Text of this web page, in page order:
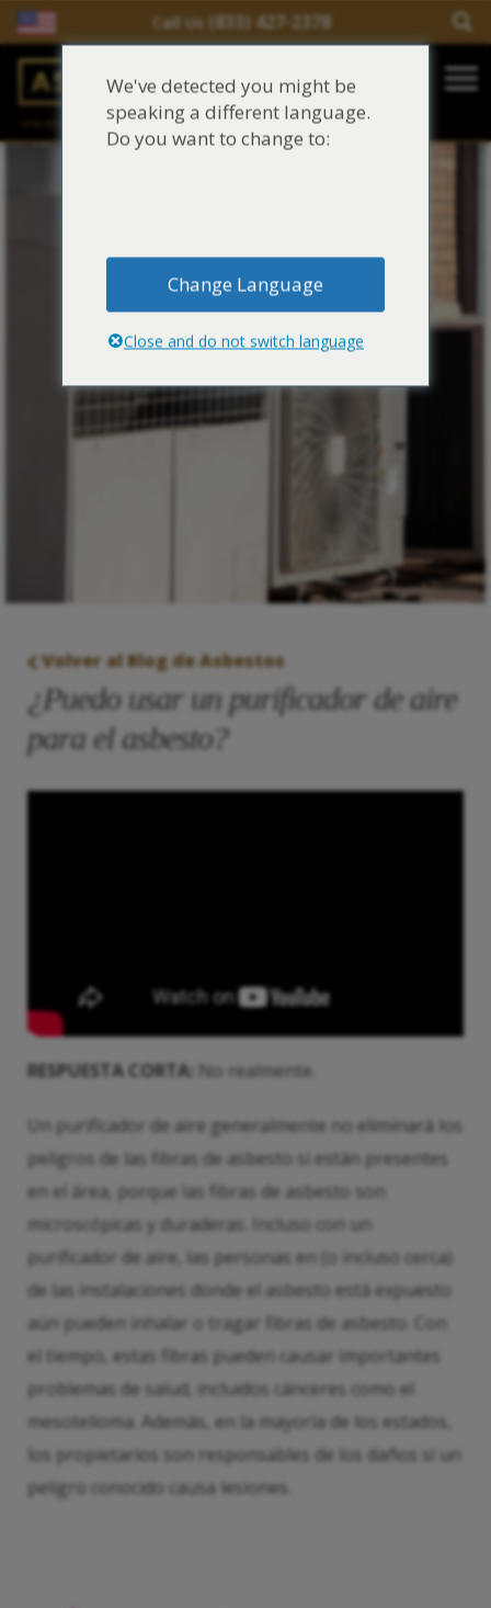
Call Us (833) 427-2378
Salir del contenido
Main Navigation
Justinian C. Lane, Esq. – PLLC
Reclamaciones de asbesto/mesotelioma
Síntomas y tratamiento del asbesto
Centro de aprendizaje de asbesto
Blog de Asbestos
Volver al Blog de Asbestos
¿Puedo usar un purificador de aire
para el asbesto?
RESPUESTA CORTA: No realmente.
Un purificador de aire generalmente no eliminará los
peligros de las fibras de asbesto si están presentes
en el área, porque las fibras de asbesto son
microscópicas y duraderas. Incluso con un
purificador de aire, las personas en (o incluso cerca)
de las instalaciones donde el asbesto está expuesto
aún pueden inhalar o tragar fibras de asbesto. Con
el tiempo, estas fibras pueden causar importantes
problemas de salud, incluidos cánceres como el
mesotelioma. Además, en la mayoría de los estados,
los propietarios son responsables de los daños si un
peligro conocido causa lesiones.
We've detected you might be
speaking a different language.
Do you want to change to:
Change Language
Close and do not switch language